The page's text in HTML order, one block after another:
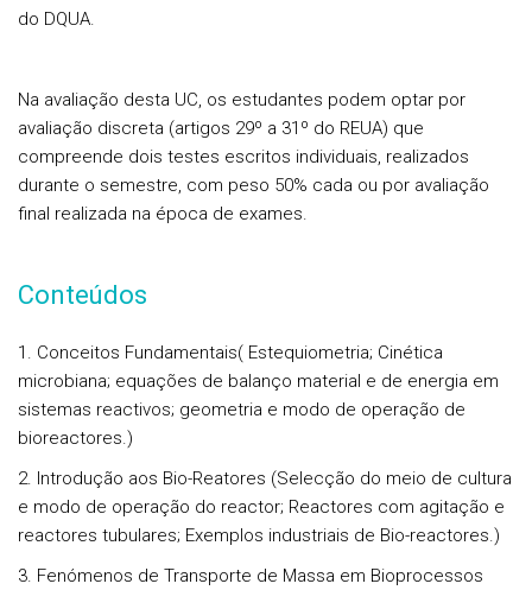
do DQUA.
Na avaliação desta UC, os estudantes podem optar por
avaliação discreta (artigos 29º a 31º do REUA) que
compreende dois testes escritos individuais, realizados
durante o semestre, com peso 50% cada ou por avaliação
final realizada na época de exames.
Conteúdos
1. Conceitos Fundamentais( Estequiometria; Cinética
microbiana; equações de balanço material e de energia em
sistemas reactivos; geometria e modo de operação de
bioreactores.)
2. Introdução aos Bio-Reatores (Selecção do meio de cultura
e modo de operação do reactor; Reactores com agitação e
reactores tubulares; Exemplos industriais de Bio-reactores.)
3. Fenómenos de Transporte de Massa em Bioprocessos